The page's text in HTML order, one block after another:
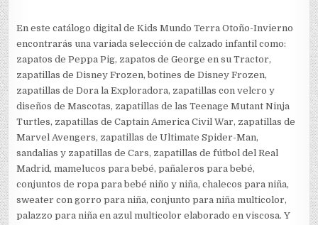
En este catálogo digital de Kids Mundo Terra Otoño-Invierno
encontrarás una variada selección de calzado infantil como:
zapatos de Peppa Pig, zapatos de George en su Tractor,
zapatillas de Disney Frozen, botines de Disney Frozen,
zapatillas de Dora la Exploradora, zapatillas con velcro y
diseños de Mascotas, zapatillas de las Teenage Mutant Ninja
Turtles, zapatillas de Captain America Civil War, zapatillas de
Marvel Avengers, zapatillas de Ultimate Spider-Man,
sandalias y zapatillas de Cars, zapatillas de fútbol del Real
Madrid, mamelucos para bebé, pañaleros para bebé,
conjuntos de ropa para bebé niño y niña, chalecos para niña,
sweater con gorro para niña, conjunto para niña multicolor,
palazzo para niña en azul multicolor elaborado en viscosa. Y